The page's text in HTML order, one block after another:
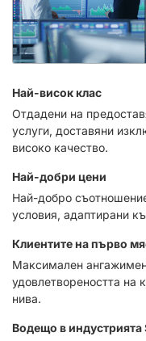
Най-висок клас
Отдадени на
услуги, доставяни
високо качество.
Най-добри цени
Най-добро
условия, адаптирани
Клиентите на първо
Максимален
удовлетвореността на
нива.
Водещо в индустрията